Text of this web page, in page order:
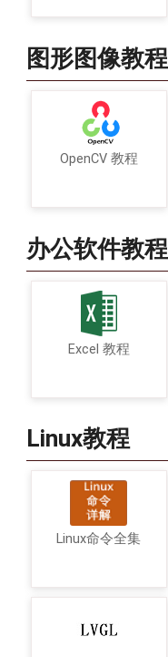
图形图像教程
OpenCV 教程
办公软件教程
Excel 教程
Linux教程
Linux命令全集